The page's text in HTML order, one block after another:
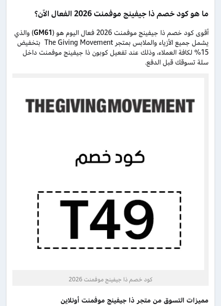
ما هو كود خصم ذا جيفينج موفمنت 2026 الفعال الآن؟
أقوى كود خصم ذا جيفينج موفمنت 2026 فعال اليوم هو ( GM61) والذي
يشمل جميع الأزياء والملابس بمتجر The Giving Movement بتخفيض
15% لكافة العملاء، وذلك عند تفعيل كوبون ذا جيفينج موفمنت داخل
سلة تسوقك قبل الدفع.
كود خصم ذا جيفينج موفمنت 2026
مميزات التسوق من متجر ذا جيفينج موفمنت أونلاين